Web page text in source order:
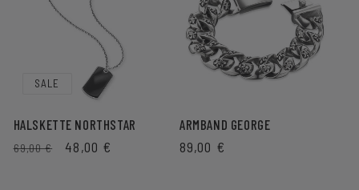
SALE
HALSKETTE NORTHSTAR
NORMALER
69,00 € VERKAUFSPREIS
48,00 €
ARMBAND GEORGE
NORMALER
89,00 €